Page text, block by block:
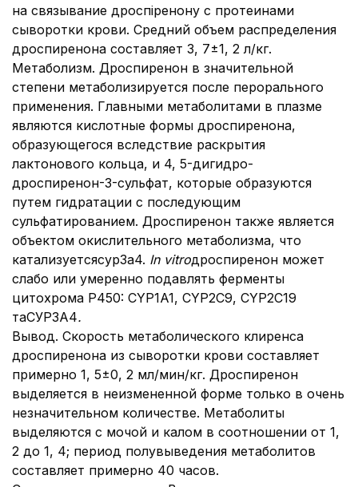
на связывание дроспіренону с протеинами
сыворотки крови. Средний объем распределения
дроспиренона составляет 3, 7±1, 2 л/кг.
Метаболизм. Дроспиренон в значительной
степени метаболизируется после перорального
применения. Главными метаболитами в плазме
являются кислотные формы дроспиренона,
образующегося вследствие раскрытия
лактонового кольца, и 4, 5-дигидро-
дроспиренон-3-сульфат, которые образуются
путем гидратации с последующим
сульфатированием. Дроспиренон также является
объектом окислительного метаболизма, что
катализуетсясур3а4. In vitroдроспиренон может
слабо или умеренно подавлять ферменты
цитохрома Р450: CYP1A1, CYP2C9, CYP2C19
таСУР3А4.
Вывод. Скорость метаболического клиренса
дроспиренона из сыворотки крови составляет
примерно 1, 5±0, 2 мл/мин/кг. Дроспиренон
выделяется в неизмененной форме только в очень
незначительном количестве. Метаболиты
выделяются с мочой и калом в соотношении от 1,
2 до 1, 4; период полувыведения метаболитов
составляет примерно 40 часов.